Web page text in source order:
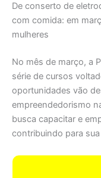
De conserto de
com comida: em
mulheres
No mês de março, a
série de cursos
oportunidades vão
empreendedorismo
busca capacitar e
contribuindo para